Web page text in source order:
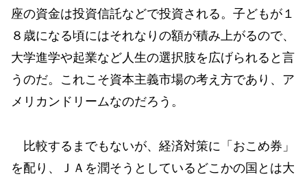
座の資金は投資信託などで投資される。子どもが１
８歳になる頃にはそれなりの額が積み上がるので、
大学進学や起業など人生の選択肢を広げられると言
うのだ。これこそ資本主義市場の考え方であり、ア
メリカンドリームなのだろう。
比較するまでもないが、経済対策に「おこめ券」
を配り、ＪＡを潤そうとしているどこかの国とは大